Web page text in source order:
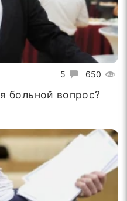
5 650
больной вопрос?